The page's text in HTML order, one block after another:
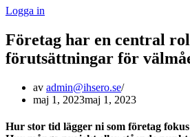
Logga in
Företag har en central
förutsättningar för
av admin@ihsero.se
maj 1, 2023maj 1, 2023
Hur stor tid lägger ni som företag